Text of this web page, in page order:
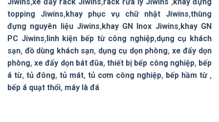
topping Jiwins,khay phục vụ chữ nhật Jiwins,thùng
đựng nguyên liệu Jiwins,khay GN Inox Jiwins,khay GN
PC Jiwins,linh kiện bếp từ công nghiệp,dụng cụ khách
sạn, đồ dùng khách sạn, dụng cụ dọn phòng, xe đẩy dọn
phòng,xe đẩy dọn bát đũa,thiết bị bếp công nghiệp, bếp
á từ, tủ đông, tủ mát, tủ cơm công nghiệp, bếp hầm từ,
bếp á quạt thổi, máy là đá